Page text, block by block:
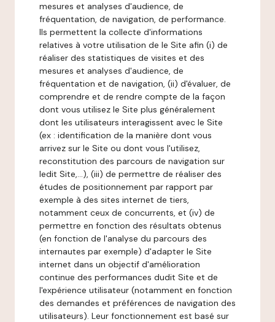
mesures et analyses d'audience, de
fréquentation, de navigation, de performance.
Ils permettent la collecte d'informations
relatives à votre utilisation de le Site afin (i) de
réaliser des statistiques de visites et des
mesures et analyses d'audience, de
fréquentation et de navigation, (ii) d'évaluer, de
comprendre et de rendre compte de la façon
dont vous utilisez le Site plus généralement
dont les utilisateurs interagissent avec le Site
(ex : identification de la manière dont vous
arrivez sur le Site ou dont vous l'utilisez,
reconstitution des parcours de navigation sur
ledit Site,...), (iii) de permettre de réaliser des
études de positionnement par rapport par
exemple à des sites internet de tiers,
notamment ceux de concurrents, et (iv) de
permettre en fonction des résultats obtenus
(en fonction de l'analyse du parcours des
internautes par exemple) d'adapter le Site
internet dans un objectif d'amélioration
continue des performances dudit Site et de
l'expérience utilisateur (notamment en fonction
des demandes et préférences de navigation des
utilisateurs). Leur fonctionnement est basé sur